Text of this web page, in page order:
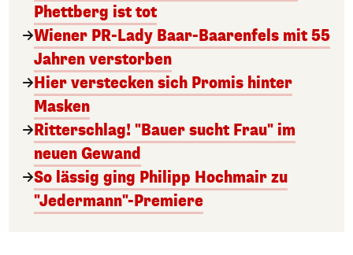
Phettberg ist tot
Wiener PR-Lady Baar-Baarenfels mit 55
Jahren verstorben
Hier verstecken sich Promis hinter
Masken
Ritterschlag! "Bauer sucht Frau" im
neuen Gewand
So lässig ging Philipp Hochmair zu
"Jedermann"-Premiere